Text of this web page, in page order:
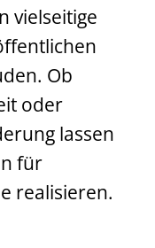
vielseitige
Ob
oder
lassen
für
realisieren.